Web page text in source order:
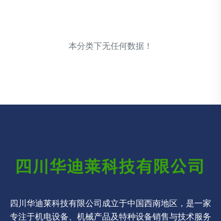
本分类下无任何数据！
四川华迪莱科技有限公司成立于中国西南地区，是一家
专注于机电设备、机械产品及特种设备销售与技术服务